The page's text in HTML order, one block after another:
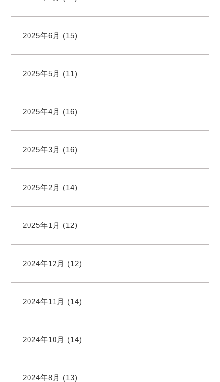
2025年6月 (15)
2025年5月 (11)
2025年4月 (16)
2025年3月 (16)
2025年2月 (14)
2025年1月 (12)
2024年12月 (12)
2024年11月 (14)
2024年10月 (14)
2024年8月 (13)